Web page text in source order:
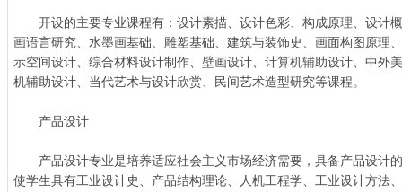
开设的主要专业课程有：设计素描、设计色彩、构成原理、设计
画语言研究、水墨画基础、雕塑基础、建筑与装饰史、画面构图原理
示空间设计、综合材料设计制作、壁画设计、计算机辅助设计、中外
机辅助设计、当代艺术与设计欣赏、民间艺术造型研究等课程。
产品设计
产品设计专业是培养适应社会主义市场经济需要，具备产品设计
使学生具有工业设计史、产品结构理论、人机工程学、工业设计方法